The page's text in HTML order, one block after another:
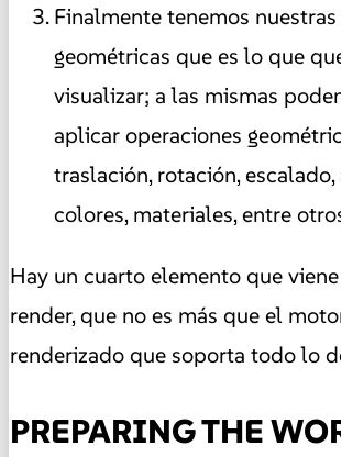
Finalmente tenemos
geométricas que es lo que
visualizar; a las mismas
aplicar operaciones
traslación, rotación,
colores, materiales, entre
Hay un cuarto elemento que
render, que no es más que el
renderizado que soporta todo lo
PREPARING THE